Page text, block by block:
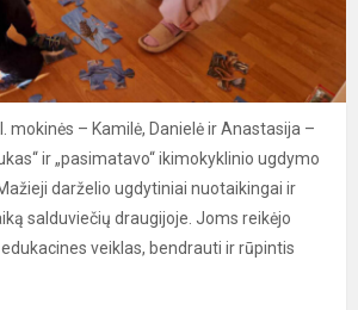
mokinės – Kamilė, Danielė ir Anastasija –
ir „pasimatavo“ ikimokyklinio ugdymo
darželio ugdytiniai nuotaikingai ir
salduviečių draugijoje. Joms reikėjo
veiklas, bendrauti ir rūpintis